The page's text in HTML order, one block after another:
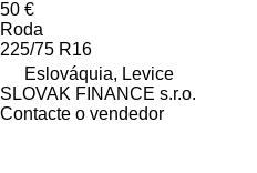
50 €
Roda
225/75 R16
Eslováquia, Levice
SLOVAK FINANCE s.r.o.
Contacte o vendedor